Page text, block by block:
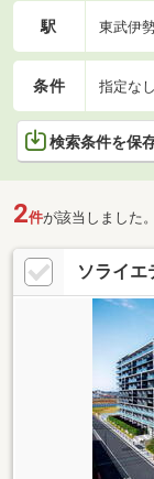
駅 東武伊
条件 指定なし
検索条件を保
2件が該当しました。
ソライ